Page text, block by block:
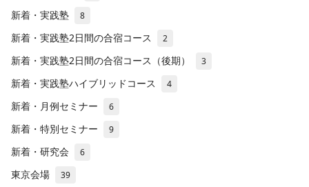
新着・実践塾 8
新着・実践塾2日間の合宿コース 2
新着・実践塾2日間の合宿コース（後期） 3
新着・実践塾ハイブリッドコース 4
新着・月例セミナー 6
新着・特別セミナー 9
新着・研究会 6
東京会場 39